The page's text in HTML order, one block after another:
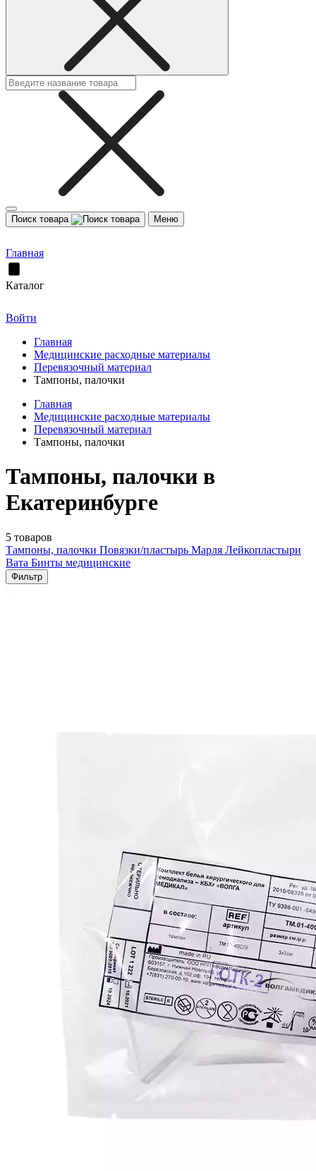
Поиск товара Меню
Главная
Каталог
Войти
Главная
Медицинские расходные материалы
Перевязочный материал
Тампоны, палочки
Главная
Медицинские расходные материалы
Перевязочный материал
Тампоны, палочки
Тампоны, палочки в
Екатеринбурге
5 товаров
Тампоны, палочки Повязки/пластырь Марля Лейкопластыри
Вата Бинты медицинские
Фильтр